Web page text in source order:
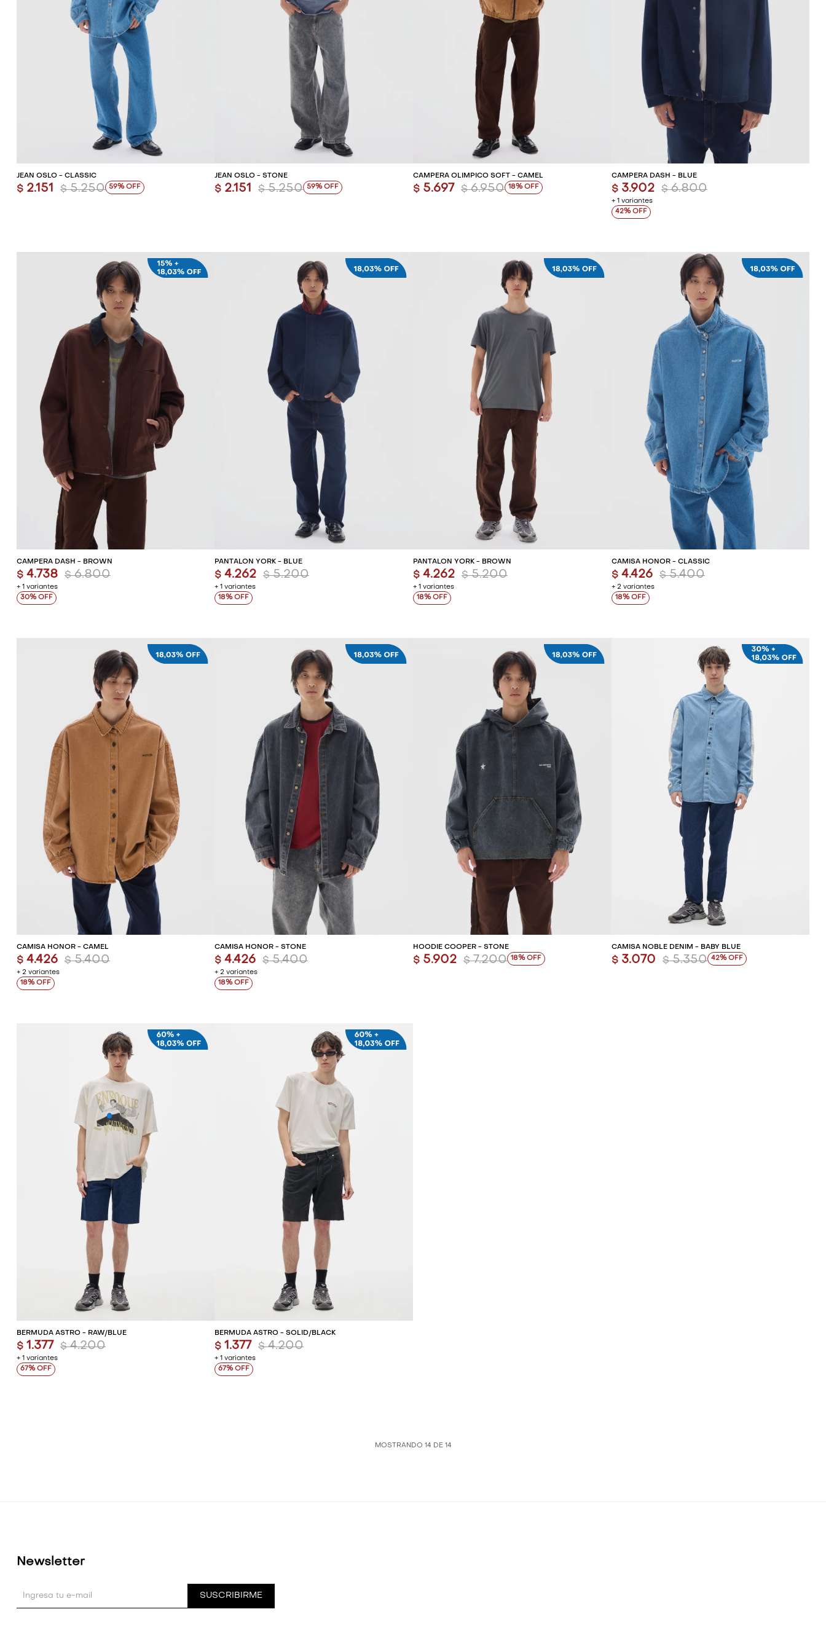
AGREGAR AL CARRITO
JEAN OSLO - CLASSIC
$ 2.151 $ 5.250 59
AGREGAR AL CARRITO
JEAN OSLO - STONE
$ 2.151 $ 5.250 59
AGREGAR AL CARRITO
CAMPERA OLÍMPICO SOFT - CAMEL
$ 5.697 $ 6.950 18
AGREGAR AL CARRITO
CAMPERA DASH - BLUE
+ 1 variantes
$ 3.902 $ 6.800
42
AGREGAR AL CARRITO
CAMPERA DASH - BROWN
+ 1 variantes
$ 4.738 $ 6.800
30
AGREGAR AL CARRITO
PANTALÓN YORK - BLUE
+ 1 variantes
$ 4.262 $ 5.200
18
AGREGAR AL CARRITO
PANTALÓN YORK - BROWN
+ 1 variantes
$ 4.262 $ 5.200
18
AGREGAR AL CARRITO
CAMISA HONOR - CLASSIC
+ 2 variantes
$ 4.426 $ 5.400
18
AGREGAR AL CARRITO
CAMISA HONOR - CAMEL
+ 2 variantes
$ 4.426 $ 5.400
18
AGREGAR AL CARRITO
CAMISA HONOR - STONE
+ 2 variantes
$ 4.426 $ 5.400
18
AGREGAR AL CARRITO
HOODIE COOPER - STONE
$ 5.902 $ 7.200 18
AGREGAR AL CARRITO
CAMISA NOBLE DENIM - BABY BLUE
$ 3.070 $ 5.350 42
AGREGAR AL CARRITO
BERMUDA ASTRO - RAW/BLUE
+ 1 variantes
$ 1.377 $ 4.200
67
AGREGAR AL CARRITO
BERMUDA ASTRO - SOLID/BLACK
+ 1 variantes
$ 1.377 $ 4.200
67
MOSTRANDO 14 DE 14
Newsletter
SUSCRIBIRME